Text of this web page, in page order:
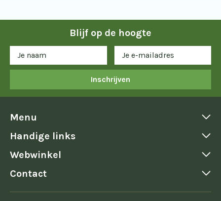
Blijf op de hoogte
Inschrijven
Menu
Handige links
Webwinkel
Contact